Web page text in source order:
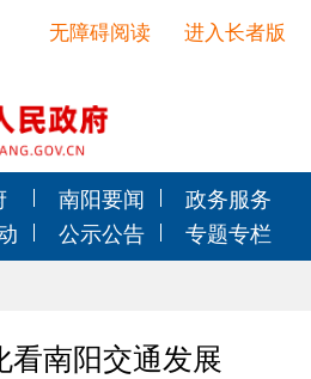
进入长者版
无障碍阅读
南阳要闻
政务服务
公示公告
专题专栏
看南阳交通发展